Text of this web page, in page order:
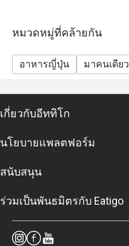
หมวดหมู่ที่คล้ายกัน
อาหารญี่ปุ่น มาคนเดียว
เกี่ยวกับอีททิโก
นโยบายแพลตฟอร์ม
สนับสนุน
ร่วมเป็นพันธมิตรกับ Eatigo